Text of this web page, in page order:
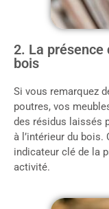
2. La présence
bois
Si vous remarquez
poutres, vos
des résidus laissés
à l’intérieur du bois.
indicateur clé de la
activité.